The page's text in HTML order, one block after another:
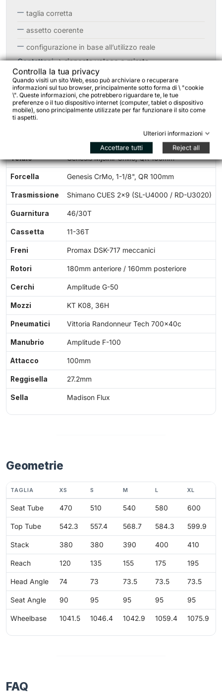
taglia corretta
assetto coerente
configurazione in base all’utilizzo reale
Contattaci→ risposta veloce e mirata.
Telaio Genesis Mjolnir CrMo, QR 135mm
Forcella Genesis CrMo, 1-1/8", QR 100mm
Trasmissione Shimano CUES 2x9 (SL-U4000 / RD-U3020)
Guarnitura 46/30T
Cassetta 11-36T
Freni Promax DSK-717 meccanici
Rotori 180mm anteriore / 160mm posteriore
Cerchi Amplitude G-50
Mozzi KT K08, 36H
Pneumatici Vittoria Randonneur Tech 700x40c
Manubrio Amplitude F-100
Attacco 100mm
Reggisella 27.2mm
Sella Madison Flux
Geometrie
TAGLIA XS S M L XL
Seat Tube 470 510 540 580 600
Top Tube 542.3 557.4 568.7 584.3 599.9
Stack 380 380 390 400 410
Reach 120 135 155 175 195
Head Angle 74 73 73.5 73.5 73.5
Seat Angle 90 95 95 95 95
Wheelbase 1041.5 1046.4 1042.9 1059.4 1075.9
FAQ
Controlla la tua privacy
Quando visiti un sito Web, esso può archiviare o recuperare
informazioni sul tuo browser, principalmente sotto forma di \ "cookie
\". Queste informazioni, che potrebbero riguardare te, le tue
preferenze o il tuo dispositivo internet (computer, tablet o dispositivo
mobile), sono principalmente utilizzate per far funzionare il sito come
ti aspetti.
Ulteriori informazioni
Accettare tutti Reject all